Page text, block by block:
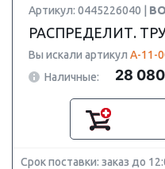
Артикул: 0445226040 |
РАСПРЕДЕЛИТ.
Вы искали артикул А-11-
Наличные:
28
Срок поставки: заказ до